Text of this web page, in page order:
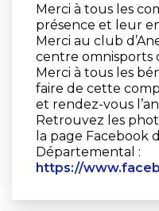
Merci à tous les
présence et leur
Merci au club
centre omnisports
Merci à tous les
faire de cette
et rendez-vous
Retrouvez les
la page Facebook
Départemental :
https://